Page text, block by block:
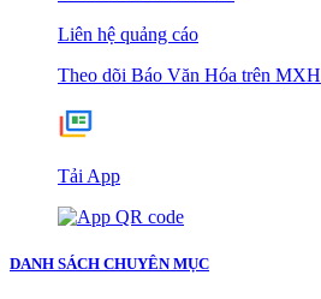
Liên hệ quảng cáo
Theo dõi Báo Văn Hóa trên MXH
Tải App
DANH SÁCH CHUYÊN MỤC